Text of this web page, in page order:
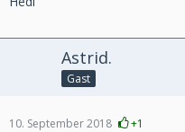
Astrid.
Gast
10. September 2018 +1